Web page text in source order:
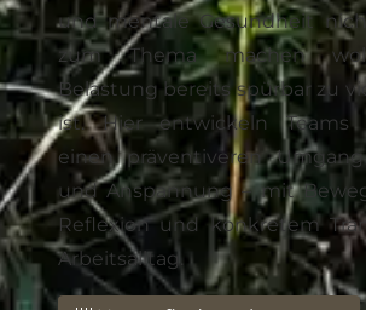
und mentale Gesundheit
zum Thema machen
Belastung bereits spürbar zu
ist. Hier entwickeln Teams
einen präventiveren
und Anspannung – mit
Reflexion und konkretem
Arbeitsalltag.